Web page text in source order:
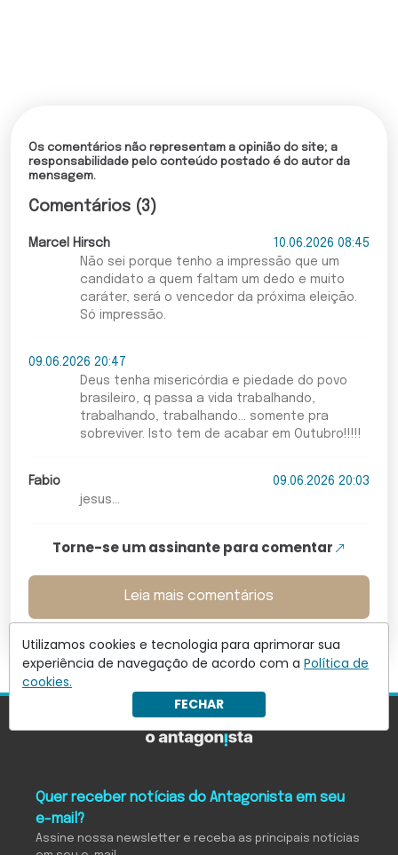
Os comentários não representam a opinião do site; a
responsabilidade pelo conteúdo postado é do autor da
mensagem.
Comentários (3)
Marcel Hirsch
10.06.2026 08:45
Não sei porque tenho a impressão que um
candidato a quem faltam um dedo e muito
caráter, será o vencedor da próxima eleição.
Só impressão.
09.06.2026 20:47
Deus tenha misericórdia e piedade do povo
brasileiro, q passa a vida trabalhando,
trabalhando, trabalhando... somente pra
sobreviver. Isto tem de acabar em Outubro!!!!!
Fabio
09.06.2026 20:03
jesus...
Torne-se um assinante para comentar
Leia mais comentários
Utilizamos cookies e tecnologia para aprimorar sua
experiência de navegação de acordo com a Política de
cookies.
FECHAR
Quer receber notícias do Antagonista em seu
e-mail?
Assine nossa newsletter e receba as principais notícias